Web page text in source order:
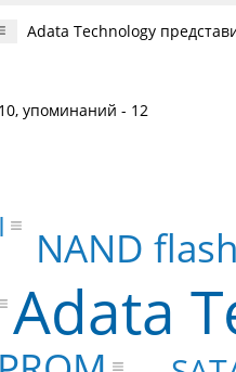
Adata Technology
упоминаний - 12
Adata
NAND